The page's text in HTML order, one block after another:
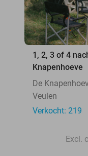
1, 2, 3 of 4
Knapenhoeve
De
Veulen
Verkocht: 219
Excl.